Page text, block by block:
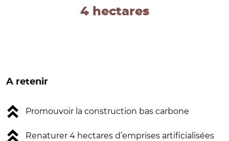
4 hectares
A retenir
Promouvoir la construction bas carbone
Renaturer 4 hectares d’emprises artificialisées